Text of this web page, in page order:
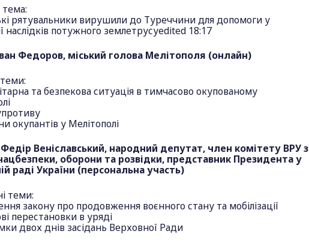
рятувальники вирушили до Туреччини для допомоги у
наслідків потужного землетрусуedited 18:17
Федоров, міський голова Мелітополя (онлайн)
та безпекова ситуація в тимчасово окупованому
окупантів у Мелітополі
Веніславський, народний депутат, член комітету ВРУ з
оборони та розвідки, представник Президента у
раді України (персональна участь)
теми:
закону про продовження воєнного стану та мобілізації
перестановки в уряді
двох днів засідань Верховної Ради